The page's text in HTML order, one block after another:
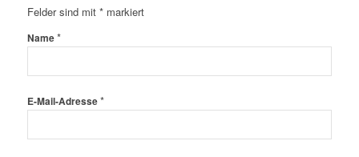
Felder sind mit *markiert
Name*
E-Mail-Adresse*